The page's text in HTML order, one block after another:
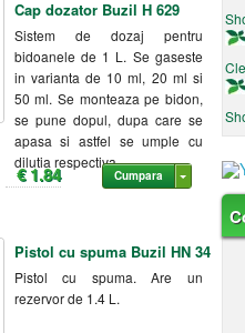
Cap dozator Buzil H 629
Sistem de dozaj pentru
bidoanele de 1 L. Se gaseste
in varianta de 10 ml, 20 ml si
50 ml. Se monteaza pe bidon,
se pune dopul, dupa care se
apasa si astfel se umple cu
dilutia respectiva.
€ 1.84 Cumpara
Pistol cu spuma Buzil HN 34
Pistol cu spuma. Are un
rezervor de 1.4 L.